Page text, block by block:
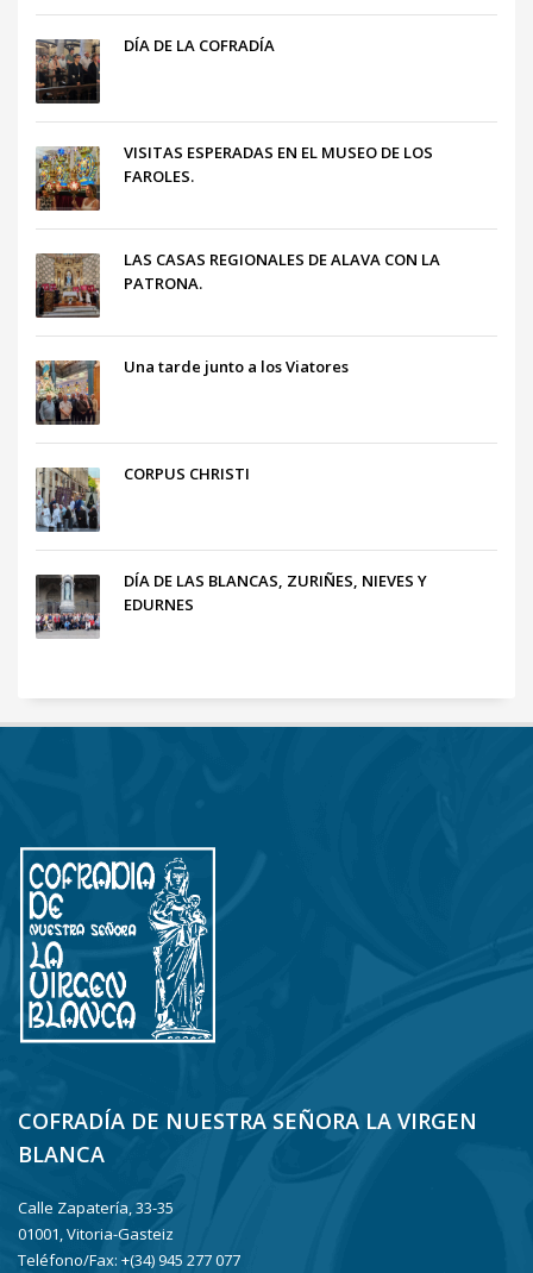
DÍA DE LA COFRADÍA
VISITAS ESPERADAS EN EL MUSEO DE LOS
FAROLES.
LAS CASAS REGIONALES DE ALAVA CON LA
PATRONA.
Una tarde junto a los Viatores
CORPUS CHRISTI
DÍA DE LAS BLANCAS, ZURIÑES, NIEVES Y
EDURNES
COFRADÍA DE NUESTRA SEÑORA LA VIRGEN
BLANCA
Calle Zapatería, 33-35
01001, Vitoria-Gasteiz
Teléfono/Fax: +(34) 945 277 077